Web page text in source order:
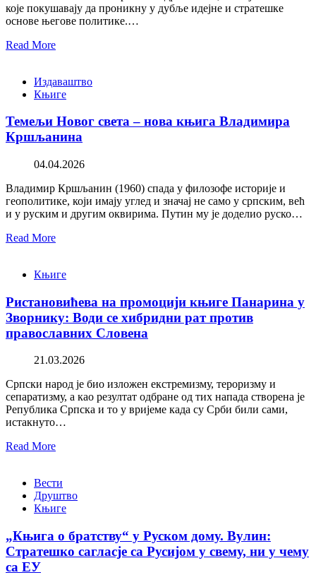
које покушавају да проникну у дубље идејне и стратешке
основе његове политике.…
Read More
Издаваштво
Књиге
Темељи Новог света – нова књига Владимира
Кршљанина
04.04.2026
Владимир Кршљанин (1960) спада у филозофе историје и
геополитике, који имају углед и значај не само у српским, већ
и у руским и другим оквирима. Путин му је доделио руско…
Read More
Књиге
Ристановићева на промоцији књиге Панарина у
Зворнику: Води се хибридни рат против
православних Словена
21.03.2026
Српски народ је био изложен екстремизму, тероризму и
сепаратизму, а као резултат одбране од тих напада створена је
Република Српска и то у вријеме када су Срби били сами,
истакнуто…
Read More
Вести
Друштво
Књиге
„Књига о братству“ у Руском дому. Вулин:
Стратешко сагласје са Русијом у свему, ни у чему
са ЕУ